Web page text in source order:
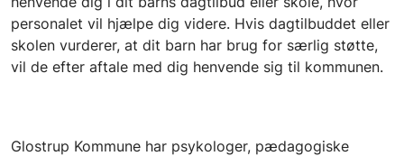
personalet vil hjælpe dig videre. Hvis dagtilbuddet eller
skolen vurderer, at dit barn har brug for særlig støtte,
vil de efter aftale med dig henvende sig til kommunen.
Glostrup Kommune har psykologer, pædagogiske